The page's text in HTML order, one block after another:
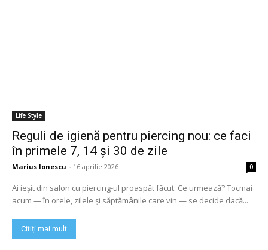
Life Style
Reguli de igienă pentru piercing nou: ce faci
în primele 7, 14 și 30 de zile
Marius Ionescu - 16 aprilie 2026 0
Ai ieșit din salon cu piercing-ul proaspăt făcut. Ce urmează? Tocmai
acum — în orele, zilele și săptămânile care vin — se decide dacă...
Citiți mai mult